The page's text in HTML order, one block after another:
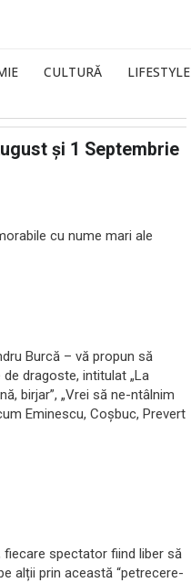
CULTURĂ LIFESTYLE
şi 1 Septembrie
cu nume mari ale
Burcă – vă propun să
dragoste, intitulat „La
birjar”, „Vrei să ne-ntâlnim
Eminescu, Coșbuc, Prevert
fiecare spectator fiind liber să
alții prin această “petrecere-